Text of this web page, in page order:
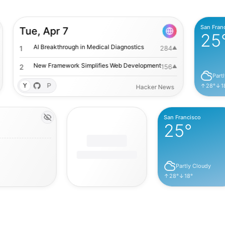
Tue, Apr 7
AI Breakthrough in Medical Diagnostics
New Framework Simplifies Web Development156
Climate Tech Startup Raises $50M Series A 98
P Hacker News
San Francisco
25°
Partly
28 °↓18°
San Francisco
25
Partly Cloudy
↑28°↓